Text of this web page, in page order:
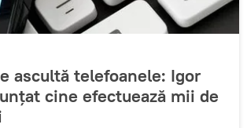
ascultă telefoanele: Igor
cine efectuează mii de